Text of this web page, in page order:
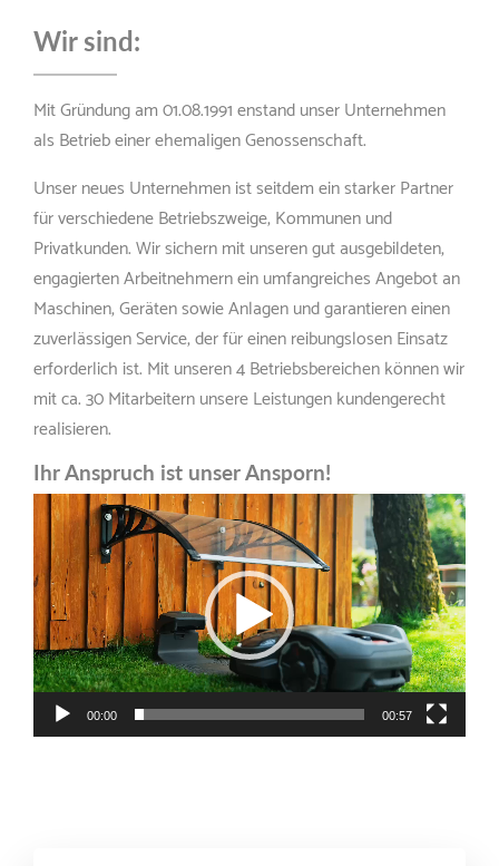
Wir sind:
Mit Gründung am 01.08.1991 enstand unser Unternehmen
als Betrieb einer ehemaligen Genossenschaft.
Unser neues Unternehmen ist seitdem ein starker Partner
für verschiedene Betriebszweige, Kommunen und
Privatkunden. Wir sichern mit unseren gut ausgebildeten,
engagierten Arbeitnehmern ein umfangreiches Angebot an
Maschinen, Geräten sowie Anlagen und garantieren einen
zuverlässigen Service, der für einen reibungslosen Einsatz
erforderlich ist. Mit unseren 4 Betriebsbereichen können wir
mit ca. 30 Mitarbeitern unsere Leistungen kundengerecht
realisieren.
Ihr Anspruch ist unser Ansporn!
Video-
Player
00:00 00:57